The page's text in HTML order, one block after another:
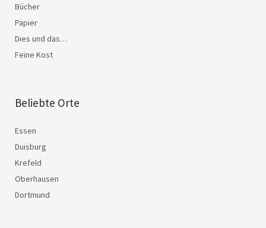
Bücher
Papier
Dies und das…
Feine Kost
Beliebte Orte
Essen
Duisburg
Krefeld
Oberhausen
Dortmund